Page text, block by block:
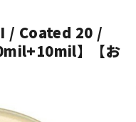
/ Coated 20 /
】【お